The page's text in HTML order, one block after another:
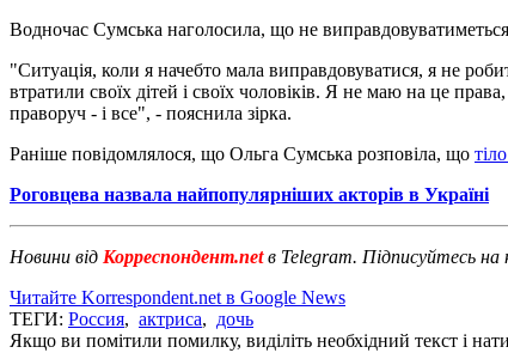
Водночас Сумська наголосила, що не
"Ситуація, коли я начебто мала виправдовуватися, я не
втратили своїх дітей і своїх чоловіків. Я не маю на це
праворуч - і все", - пояснила зірка.
Раніше повідомлялося, що Ольга Сумська розповіла, що
Роговцева назвала найпопулярніших акторів в Україні
Новини від Корреспондент.netв Telegram. Підписуйтесь на
Читайте Korrespondent.net в Google News
ТЕГИ: Россия, актриса, дочь
Якщо ви помітили помилку, виділіть необхідний текст і